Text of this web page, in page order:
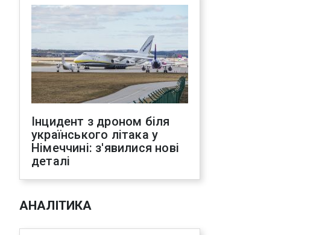
Інцидент з дроном біля
українського літака у
Німеччині: з'явилися нові
деталі
АНАЛІТИКА